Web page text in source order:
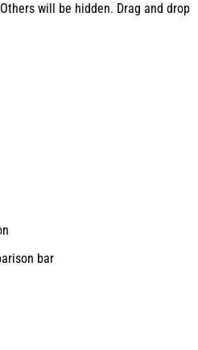
will be hidden. Drag and drop
bar